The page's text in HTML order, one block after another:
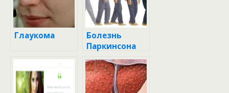
Глаукома
Болезнь
Паркинсона